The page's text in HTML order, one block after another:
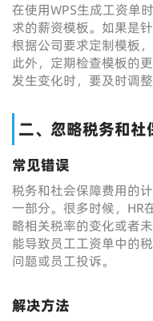
在使用WPS生成工资单
求的薪资模板。如果是
根据公司要求定制模板
此外，定期检查模板的
发生变化时，要及时调整
二、忽略税务和社
常见错误
税务和社会保障费用的
一部分。很多时候，HR
略相关税率的变化或者
能导致员工工资单中的
问题或员工投诉。
解决方法